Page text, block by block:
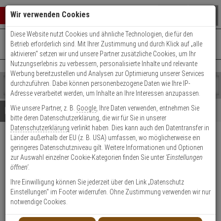
Warenkorb schließen
0 ARTIKEL IM WARENKORB
Ihr Warenkorb ist momentan leer.
Ergebnisse ()
Fertig
Shop
durchsuchen
Bitte
geben
Sie
mindestens
Zeichen
ein,
um
Suche
Es
wurde
noch
Kategorien
Suche
gestartet
+49 (0)821 899 493-0Mo. - Do.: 8:00 - 16:30 | Fr.: 8:00 - 14:00 Uhr
Kontaktservice nutzen
Details Beratung
CES UDM Außenzylinder 30
nach Sicherungskarte
Wir verwenden Cookies
Diese Website nutzt Cookies und ähnliche Technologien, die für den
Betrieb erforderlich sind. Mit Ihrer Zustimmung und durch Klick auf „alle
aktivieren“ setzen wir und unsere Partner zusätzliche Cookies, um Ihr
Nutzungserlebnis zu verbessern, personalisierte Inhalte und relevante
Werbung bereitzustellen und Analysen zur Optimierung unserer Services
durchzuführen. Dabei können personenbezogene Daten wie Ihre IP-
Adresse verarbeitet werden, um Inhalte an Ihre Interessen anzupassen.
Wie unsere Partner, z. B. Google , Ihre Daten verwenden, entnehmen Sie
bitte deren Datenschutzerklärung, die wir für Sie in unserer
Datenschutzerklärung verlinkt haben. Dies kann auch den Datentransfer in
Länder außerhalb der EU (z. B. USA) umfassen, wo möglicherweise ein
geringeres Datenschutzniveau gilt. Weitere Informationen und Optionen
zur Auswahl einzelner Cookie-Kategorien finden Sie unter 'Einstellungen
öffnen'.
Ihre Einwilligung können Sie jederzeit über den Link „Datenschutz
Einstellungen“ im Footer widerrufen. Ohne Zustimmung verwenden wir nur
notwendige Cookies.